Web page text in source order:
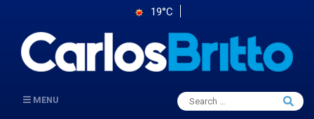
19°C
MENU
Search
for:
Search